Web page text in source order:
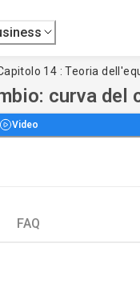
14 : Teoria
curva del
Video
FAQ